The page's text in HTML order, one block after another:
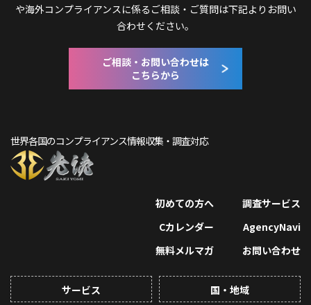
や海外コンプライアンスに係るご相談・ご質問は下記よりお問い
合わせください。
ご相談・お問い合わせは
こちらから
世界各国のコンプライアンス情報収集・調査対応
初めての方へ
調査サービス
Cカレンダー
AgencyNavi
無料メルマガ
お問い合わせ
サービス 国・地域